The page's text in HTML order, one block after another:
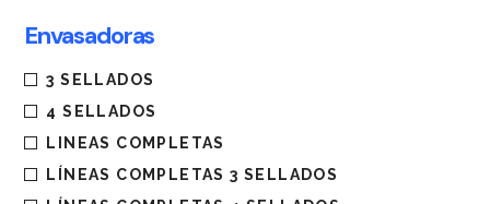
Envasadoras
3 SELLADOS
4 SELLADOS
LINEAS COMPLETAS
LÍNEAS COMPLETAS 3 SELLADOS